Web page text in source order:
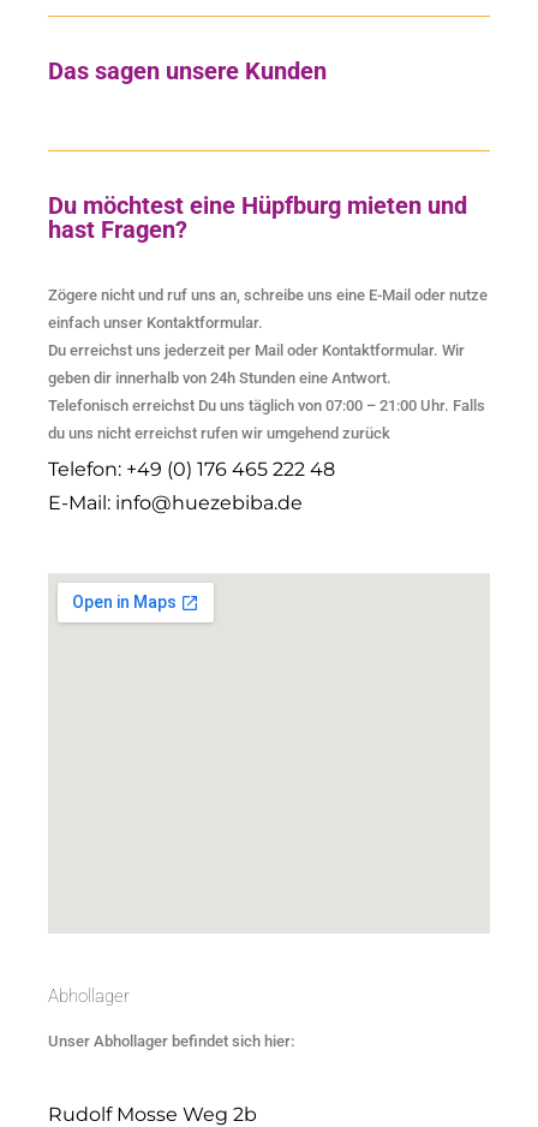
Das sagen unsere Kunden
Du möchtest eine Hüpfburg mieten und
hast Fragen?
Zögere nicht und ruf uns an, schreibe uns eine E-Mail oder nutze
einfach unser Kontaktformular.
Du erreichst uns jederzeit per Mail oder Kontaktformular. Wir
geben dir innerhalb von 24h Stunden eine Antwort.
Telefonisch erreichst Du uns täglich von 07:00 – 21:00 Uhr. Falls
du uns nicht erreichst rufen wir umgehend zurück
Telefon: +49 (0) 176 465 222 48
E-Mail: info@huezebiba.de
Abhollager
Unser Abhollager befindet sich hier:
Rudolf Mosse Weg 2b